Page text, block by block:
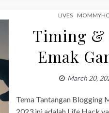
LIVES
Timing &
Emak
March 20,
Tema Tantangan Blogging